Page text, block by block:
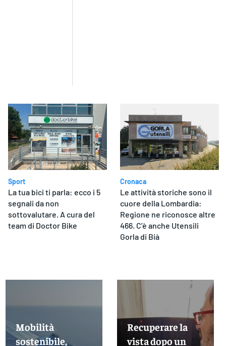
Sport
La tua bici ti parla: ecco i 5
segnali da non
sottovalutare. A cura del
team di Doctor Bike
Cronaca
Le attività storiche sono il
cuore della Lombardia:
Regione ne riconosce altre
466. C’è anche Utensili
Gorla di Bià
Mobilità
sostenibile,
Recuperare la
vista dopo un